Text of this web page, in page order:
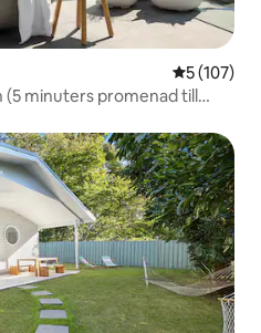
5 av 5 i
5 (107)
(5 minuters promenad till